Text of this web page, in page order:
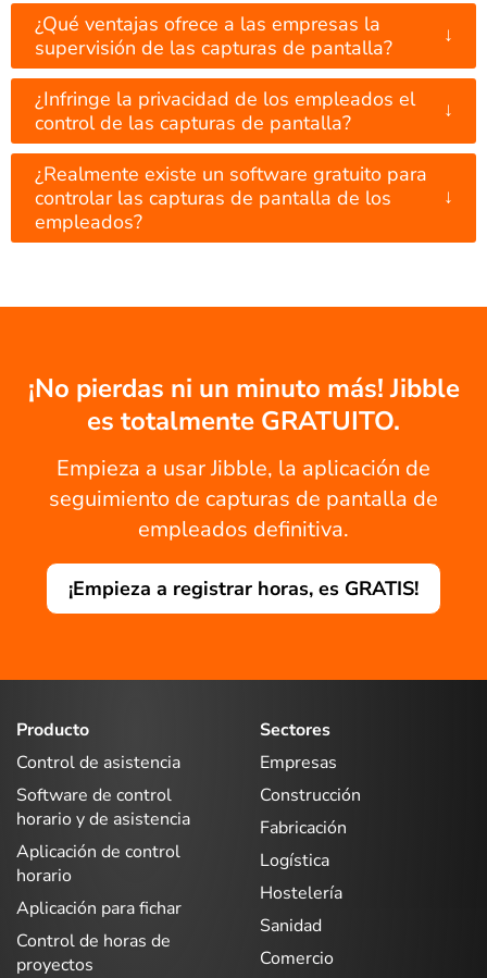
¿Qué ventajas ofrece a las empresas la
supervisión de las capturas de pantalla?
↓
¿Infringe la privacidad de los empleados el
control de las capturas de pantalla?
↓
¿Realmente existe un software gratuito para
controlar las capturas de pantalla de los
empleados?
↓
¡No pierdas ni un minuto más! Jibble
es totalmente GRATUITO.
Empieza a usar Jibble, la aplicación de
seguimiento de capturas de pantalla de
empleados definitiva.
¡Empieza a registrar horas, es GRATIS!
Producto
Control de asistencia
Software de control
horario y de asistencia
Aplicación de control
horario
Aplicación para fichar
Control de horas de
proyectos
Sectores
Empresas
Construcción
Fabricación
Logística
Hostelería
Sanidad
Comercio